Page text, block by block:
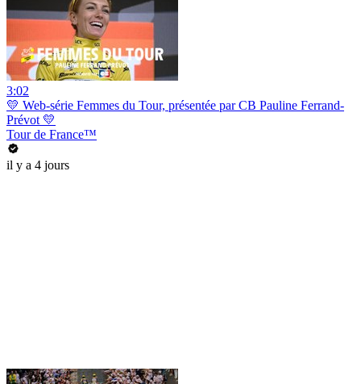
3:02
💛 Web-série Femmes du Tour, présentée par CB Pauline Ferrand-
Prévot 💛
Tour de France™
il y a 4 jours